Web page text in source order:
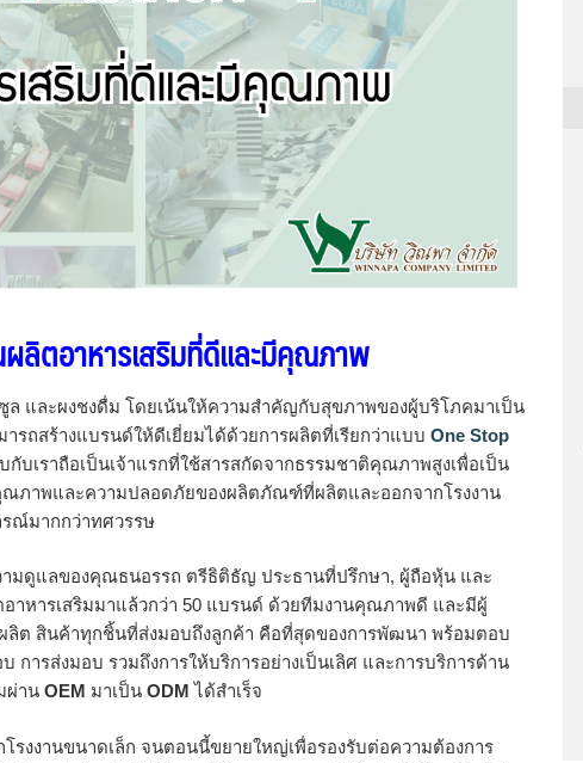
ลิตอาหารเสริมที่ดีและมีคุณภาพ
และผงชงดื่ม โดยเน้นให้ความสำคัญกับสุขภาพของผู้บริโภคมาเป็น
รถสร้างแบรนด์ให้ดีเยี่ยมได้ด้วยการผลิตที่เรียกว่าแบบ One Stop
บเราถือเป็นเจ้าแรกที่ใช้สารสกัดจากธรรมชาติคุณภาพสูงเพื่อเป็น
ณภาพและความปลอดภัยของผลิตภัณฑ์ที่ผลิตและออกจากโรงงาน
รณ์มากกว่าทศวรรษ
มดูแลของคุณธนอรรถ ตรีธิติธัญ ประธานที่ปรึกษา, ผู้ถือหุ้น และ
หารเสริมมาแล้วกว่า 50 แบรนด์ ด้วยทีมงานคุณภาพดี และมีผู้
ผลิต สินค้าทุกชิ้นที่ส่งมอบถึงลูกค้า คือที่สุดของการพัฒนา พร้อมตอบ
ารส่งมอบ รวมถึงการให้บริการอย่างเป็นเลิศ และการบริการด้าน
ผ่าน OEM มาเป็น ODM ได้สำเร็จ
โรงงานขนาดเล็ก จนตอนนี้ขยายใหญ่เพื่อรองรับต่อความต้องการ